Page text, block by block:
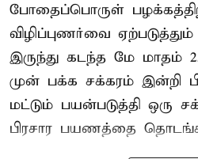
போதைப்பொருள்
விழிப்புணர்வை
இருந்து கடந்த மே மாதம்
முன் பக்க சக்கரம் இன்றி
மட்டும் பயன்படுத்தி ஒரு
பிரசார பயணத்தை